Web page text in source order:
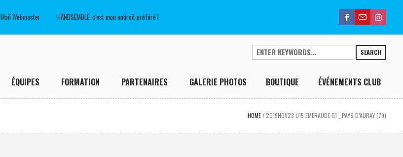
Mail Webmaster HANDSEMBLE, c'est mon endroit préféré !
SEARCH
ÉQUIPES FORMATION PARTENAIRES GALERIE PHOTOS BOUTIQUE ÉVÉNEMENTS CLUB
HOME /2019NOV23 U15 EMERAUDE G1 _ PAYS D’AURAY (79)